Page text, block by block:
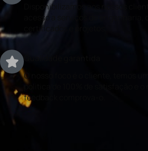
Disponibilizamos aos nossos
acesso a serviços de engenharia,
certificados e projetos.
O nosso foco é o cliente, temos uma
politica de 100% de satisfação e o
feedback comprova-o.